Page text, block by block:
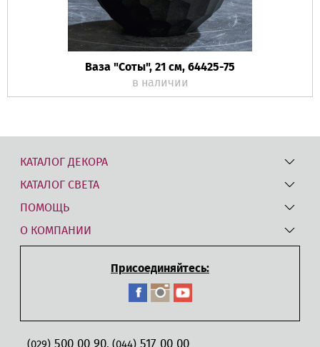
Ваза "Соты", 21 см, 64425-75
в наличии
КАТАЛОГ ДЕКОРА
КАТАЛОГ СВЕТА
ПОМОЩЬ
О КОМПАНИИ
Присоединяйтесь:
(029) 500 00 90, (044) 517 00 00